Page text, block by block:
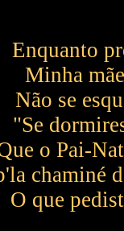
Enquanto
Minha
Não se
"Se
o Pai-
chaminé
O que